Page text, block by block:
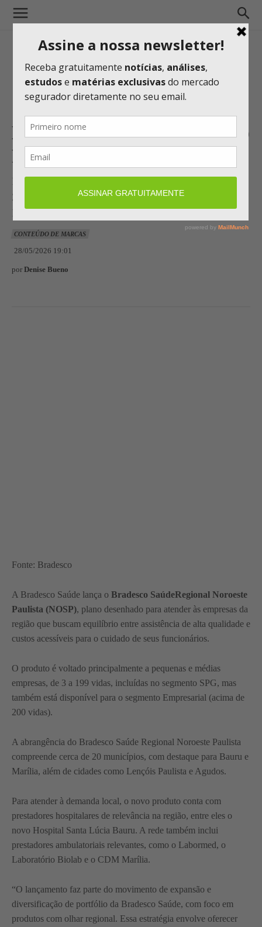
Bradesco Saúde lança o plano
Regional Noroeste Paulista
Produto mira pequenas e médias empresas em cerca de
20 cidades, oferecendo rede local e Seguro Viagem
Bradesco, além de outras vantagens
CONTEÚDO DE MARCAS
28/05/2026 19:01
por Denise Bueno
Fonte: Bradesco
A Bradesco Saúde lança o Bradesco SaúdeRegional Noroeste
Paulista (NOSP), plano desenhado para atender às empresas da
região que buscam equilíbrio entre assistência de alta qualidade e
custos acessíveis para o cuidado de seus funcionários.
O produto é voltado principalmente a pequenas e médias
empresas, de 3 a 199 vidas, incluídas no segmento SPG, mas
também está disponível para o segmento Empresarial (acima de
200 vidas).
A abrangência do Bradesco Saúde Regional Noroeste Paulista
compreende cerca de 20 municípios, com destaque para Bauru e
Marília, além de cidades como Lençóis Paulista e Agudos.
Para atender à demanda local, o novo produto conta com
prestadores hospitalares de relevância na região, entre eles o
novo Hospital Santa Lúcia Bauru. A rede também inclui
prestadores ambulatoriais relevantes, como o Labormed, o
Laboratório Biolab e o CDM Marília.
“O lançamento faz parte do movimento de expansão e
diversificação de portfólio da Bradesco Saúde, com foco em
produtos com olhar regional. Essa estratégia envolve oferecer